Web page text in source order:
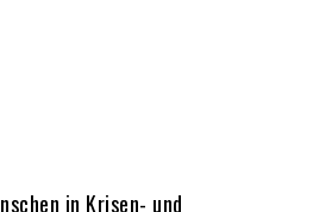
in Krisen- und